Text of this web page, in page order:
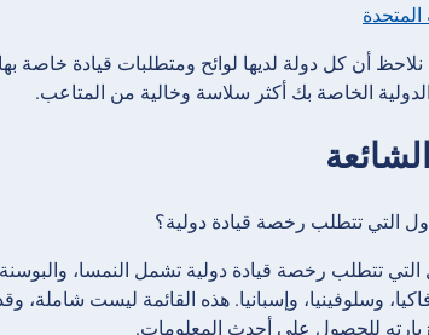
المتحدة
أن كل دولة لديها لوائح ومتطلبات قيادة خاصة
الدولية الخاصة بك أكثر سلاسة وخالية من المتاعب.
التي تتطلب رخصة قيادة دولية؟
تتطلب رخصة قيادة دولية تشمل النمسا، والبوسنة
وسلوفينيا، وإسبانيا. هذه القائمة ليست
للحصول على أحدث المعلومات.